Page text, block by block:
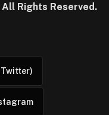
All Rights Reserved.